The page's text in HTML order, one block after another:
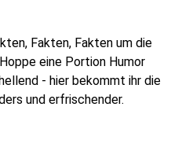
Fakten, Fakten um die
eine Portion Humor
- hier bekommt ihr die
und erfrischender.